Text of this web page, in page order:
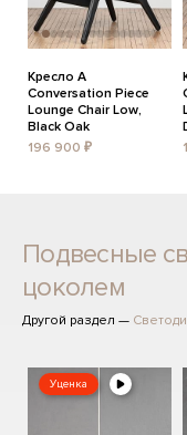
Кресло A
Conversation Piece
Lounge Chair Low,
Black Oak
196 900 ₽
Подвесные
цоколем
Другой раздел —
Уценка